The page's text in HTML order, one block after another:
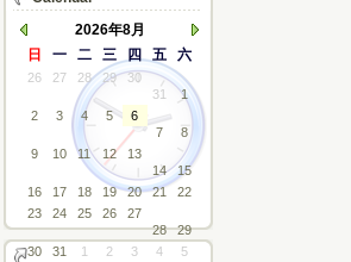
2026年8月
日
一 二 三 四 五 六
26 27 28 29
30
31
1
2
3 4 5
6
7
8
9
10 11 12
13
14
15
16
17 18 19 20 21
22
23
24 25 26
27
28
29
30
31 1 2 3 4 5